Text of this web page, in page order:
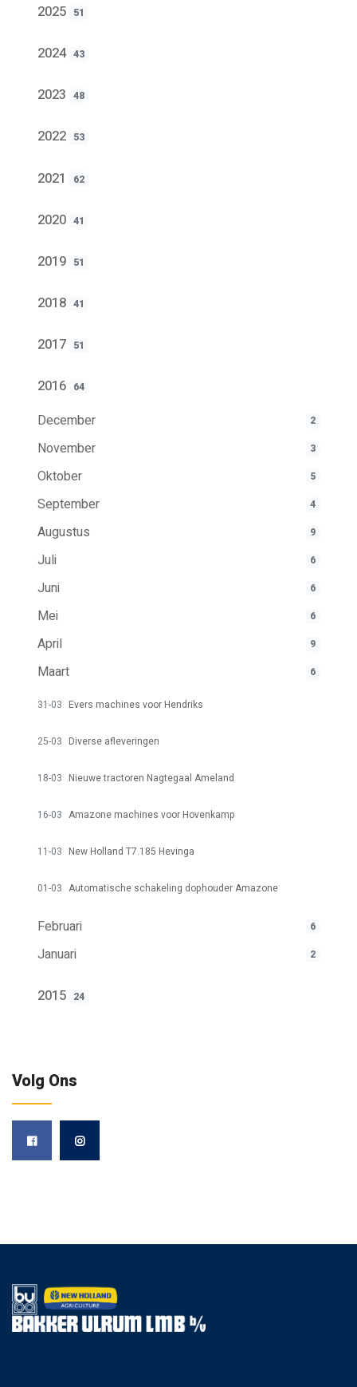
2025 51
2024 43
2023 48
2022 53
2021 62
2020 41
2019 51
2018 41
2017 51
2016 64
December 2
November 3
Oktober 5
September 4
Augustus 9
Juli 6
Juni 6
Mei 6
April 9
Maart 6
31-03 Evers machines voor Hendriks
25-03 Diverse afleveringen
18-03 Nieuwe tractoren Nagtegaal Ameland
16-03 Amazone machines voor Hovenkamp
11-03 New Holland T7.185 Hevinga
01-03 Automatische schakeling dophouder Amazone
Februari 6
Januari 2
2015 24
Volg Ons